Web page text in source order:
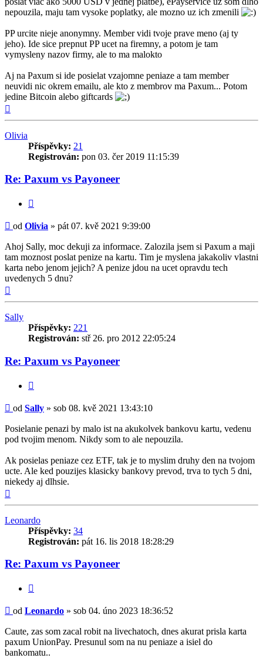
nepouzila, maju tam vysoke poplatky, ale mozno uz ich zmenili
PP urcite nieje anonymny. Member vidi tvoje prave meno (aj ty
jeho). Ide sice prepnut PP ucet na firemny, a potom je tam
vymysleny nazov firmy, ale to ma malokto
Aj na Paxum si ide posielat vzajomne peniaze a tam member
neuvidi nic okrem emailu, ale kto z membrov ma Paxum... Potom
jedine Bitcoin alebo giftcards
Olivia
Příspěvky: 21
Registrován: pon 03. čer 2019 11:15:39
Re: Paxum vs Payoneer
Příspěvek
od Olivia » pát 07. kvě 2021 9:39:00
Ahoj Sally, moc dekuji za informace. Zalozila jsem si Paxum a maji
tam moznost poslat penize na kartu. Tim je myslena jakakoliv vlastni
karta nebo jenom jejich? A penize jdou na ucet opravdu tech
uvedenych 5 dnu?
Sally
Příspěvky: 221
Registrován: stř 26. pro 2012 22:05:24
Re: Paxum vs Payoneer
Příspěvek
od Sally » sob 08. kvě 2021 13:43:10
Posielanie penazi by malo ist na akukolvek bankovu kartu, vedenu
pod tvojim menom. Nikdy som to ale nepouzila.
Ak posielas peniaze cez ETF, tak je to myslim druhy den na tvojom
ucte. Ale ked pouzijes klasicky bankovy prevod, trva to tych 5 dni,
niekedy aj dlhsie.
Leonardo
Příspěvky: 34
Registrován: pát 16. lis 2018 18:28:29
Re: Paxum vs Payoneer
Příspěvek
od Leonardo » sob 04. úno 2023 18:36:52
Caute, zas som zacal robit na livechatoch, dnes akurat prisla karta
paxum UnionPay. Presunul som na nu peniaze a isiel do
bankomatu..